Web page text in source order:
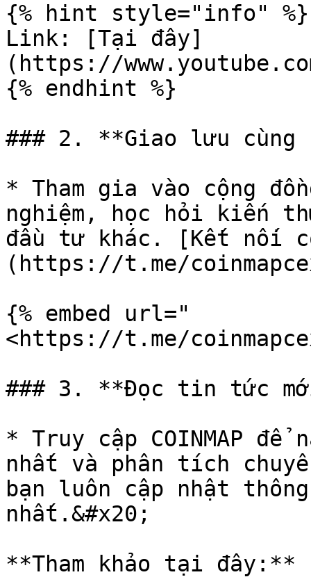
{% hint style="info" %}
Link: [Tại đây]
(https://
{% endhint %}
### 2. **Giao lưu cùng
* Tham gia vào cộng
nghiệm, học hỏi kiến
đầu tư khác. [Kết nối
(https://t.me/
{% embed url="
<https://t.me/
### 3. **Đọc tin tức
* Truy cập COINMAP
nhất và phân tích
bạn luôn cập nhật
nhất.&#x20;
**Tham khảo tại đây:**